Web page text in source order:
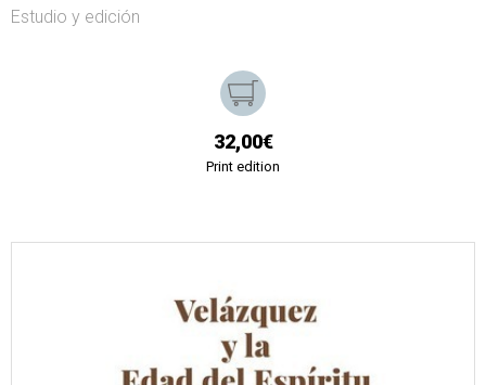
Estudio y edición
32,00€
Print edition